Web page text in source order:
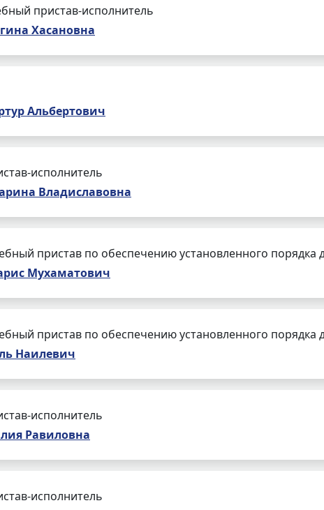
пристав-исполнитель
Хасановна
Альбертович
исполнитель
Владиславовна
пристав по обеспечению установленного порядка
Мухаматович
пристав по обеспечению установленного порядка
Наилевич
исполнитель
Равиловна
исполнитель